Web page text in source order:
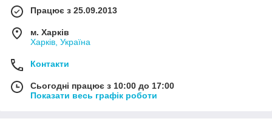
Працює з 25.09.2013
м. Харків
Харків, Україна
Контакти
Сьогодні працює з 10:00 до 17:00
Показати весь графік роботи